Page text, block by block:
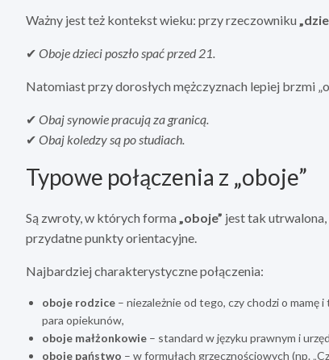
Ważny jest też kontekst wieku: przy rzeczowniku
✔ Oboje dzieci poszło spać przed 21.
Natomiast przy dorosłych mężczyznach lepiej brzmi
✔ Obaj synowie pracują za granicą.
✔ Obaj koledzy są po studiach.
Typowe połączenia z „oboje”
Są zwroty, w których forma„oboje” jest tak utrwalona,
przydatne punkty orientacyjne.
Najbardziej charakterystyczne połączenia:
oboje rodzice – niezależnie od tego, czy chodzi o
para opiekunów,
oboje małżonkowie – standard w języku prawnym i
oboje państwo – w formułach grzecznościowych (np.